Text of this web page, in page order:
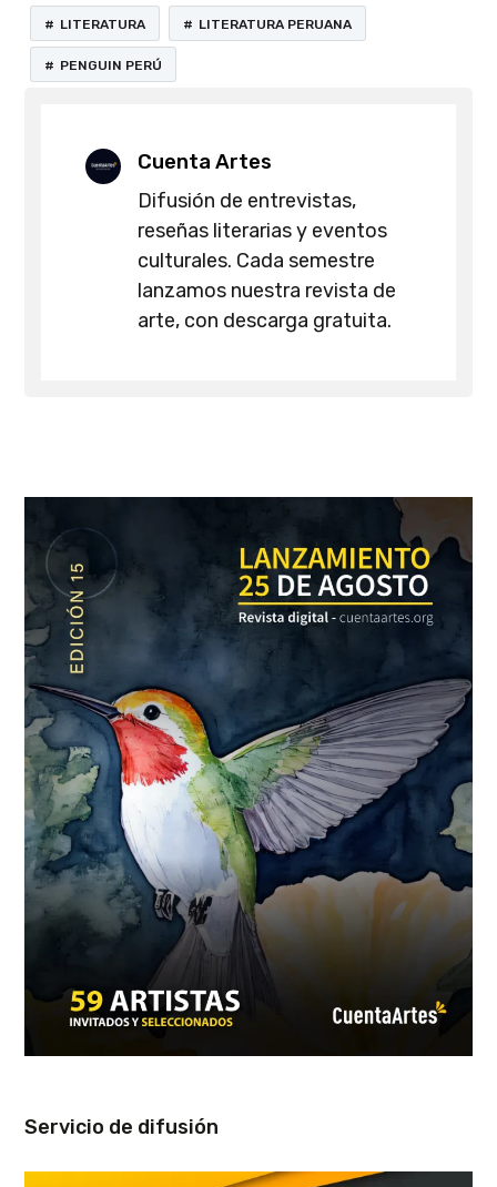
LITERATURA LITERATURA PERUANA
PENGUIN PERÚ
Cuenta Artes
Difusión de entrevistas,
reseñas literarias y eventos
culturales. Cada semestre
lanzamos nuestra revista de
arte, con descarga gratuita.
Servicio de difusión